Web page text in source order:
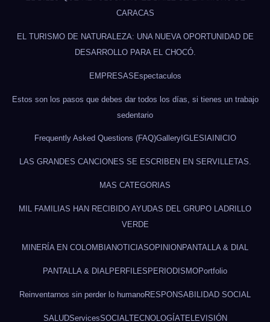
CARACAS
EL TURISMO DE NATURALEZA: UNA NUEVA OPORTUNIDAD DE
DESARROLLO PARA EL CHOCÓ.
EMPRESASEspectaculos
Estos son los pasos que debes dar todos los días, si tienes un trabajo
sedentario
Frequently Asked Questions (FAQ)GalleryIGLESIAINICIO
LAS GRANDES CANCIONES SE ESCRIBEN EN SERVILLETAS.
MAS CATEGORIAS
MIL FAMILIAS HAN RECIBIDO AYUDAS DEL GRUPO LADRILLO
VERDE
MINERÍA EN COLOMBIANOTICIASOPINION PANTALLA & DIAL
PANTALLA & DIALPERFILES PERIODISMOPortfolio
Reinventarnos sin perder lo humanoRESPONSABILIDAD SOCIAL
SALUDServicesSOCIAL TECNOLOGÍATELEVISIÓN